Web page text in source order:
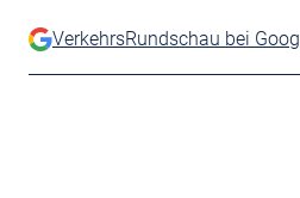
VerkehrsRundschau bei